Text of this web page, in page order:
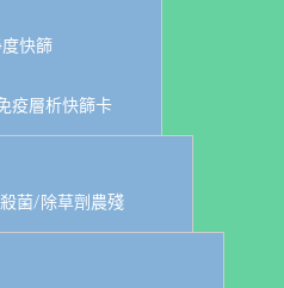
快篩
疫層析快篩卡
殺菌/除草劑農殘